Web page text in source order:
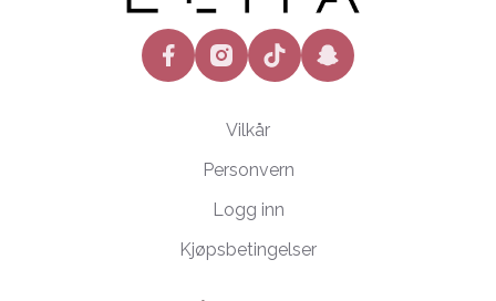
facebookinstagramtiktok snapchat
Vilkår
Personvern
Logg inn
Kjøpsbetingelser